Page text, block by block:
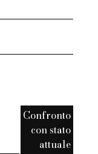
Confronto
con stato
attuale